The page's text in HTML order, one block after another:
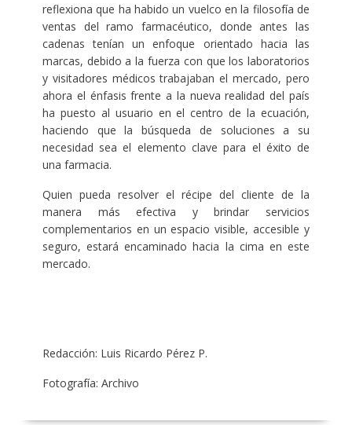
reflexiona que ha habido un vuelco en la filosofía de
ventas del ramo farmacéutico, donde antes las
cadenas tenían un enfoque orientado hacia las
marcas, debido a la fuerza con que los laboratorios
y visitadores médicos trabajaban el mercado, pero
ahora el énfasis frente a la nueva realidad del país
ha puesto al usuario en el centro de la ecuación,
haciendo que la búsqueda de soluciones a su
necesidad sea el elemento clave para el éxito de
una farmacia.
Quien pueda resolver el récipe del cliente de la
manera más efectiva y brindar servicios
complementarios en un espacio visible, accesible y
seguro, estará encaminado hacia la cima en este
mercado.
Redacción: Luis Ricardo Pérez P.
Fotografía: Archivo